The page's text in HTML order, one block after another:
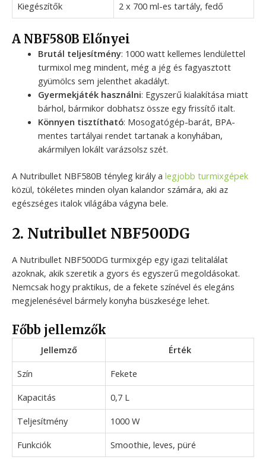
Kiegészítők
2 x 700 ml-es tartály, fedő
A NBF580B Előnyei
Brutál teljesítmény: 1000 watt kellemes lendülettel
turmixol meg mindent, még a jég és fagyasztott
gyümölcs sem jelenthet akadályt.
Gyermekjáték használni: Egyszerű kialakítása miatt
bárhol, bármikor dobhatsz össze egy frissítő italt.
Könnyen tisztítható: Mosogatógép-barát, BPA-
mentes tartályai rendet tartanak a konyhában,
akármilyen lokált varázsolsz szét.
A Nutribullet NBF580B tényleg király a legjobb turmixgépek
közül, tökéletes minden olyan kalandor számára, aki az
egészséges italok világába vágyna bele.
2. Nutribullet NBF500DG
A Nutribullet NBF500DG turmixgép egy igazi telitalálat
azoknak, akik szeretik a gyors és egyszerű megoldásokat.
Nemcsak hogy praktikus, de a fekete színével és elegáns
megjelenésével bármely konyha büszkesége lehet.
Főbb jellemzők
Jellemző
Érték
Szín
Fekete
Kapacitás
0,7 L
Teljesítmény
1000 W
Funkciók
Smoothie, leves, püré